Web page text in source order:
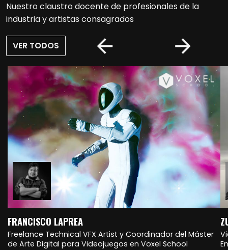
Nuestro claustro docente de profesionales de la
industria y artistas consagrados
VER TODOS
FRANCISCO LAPREA
Freelance Technical VFX Artist y Coordinador del Máster
de Arte Digital para Videojuegos en Voxel School